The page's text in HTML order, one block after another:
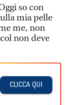
so con
mia pelle
me, non
non deve
CLICCA QUI